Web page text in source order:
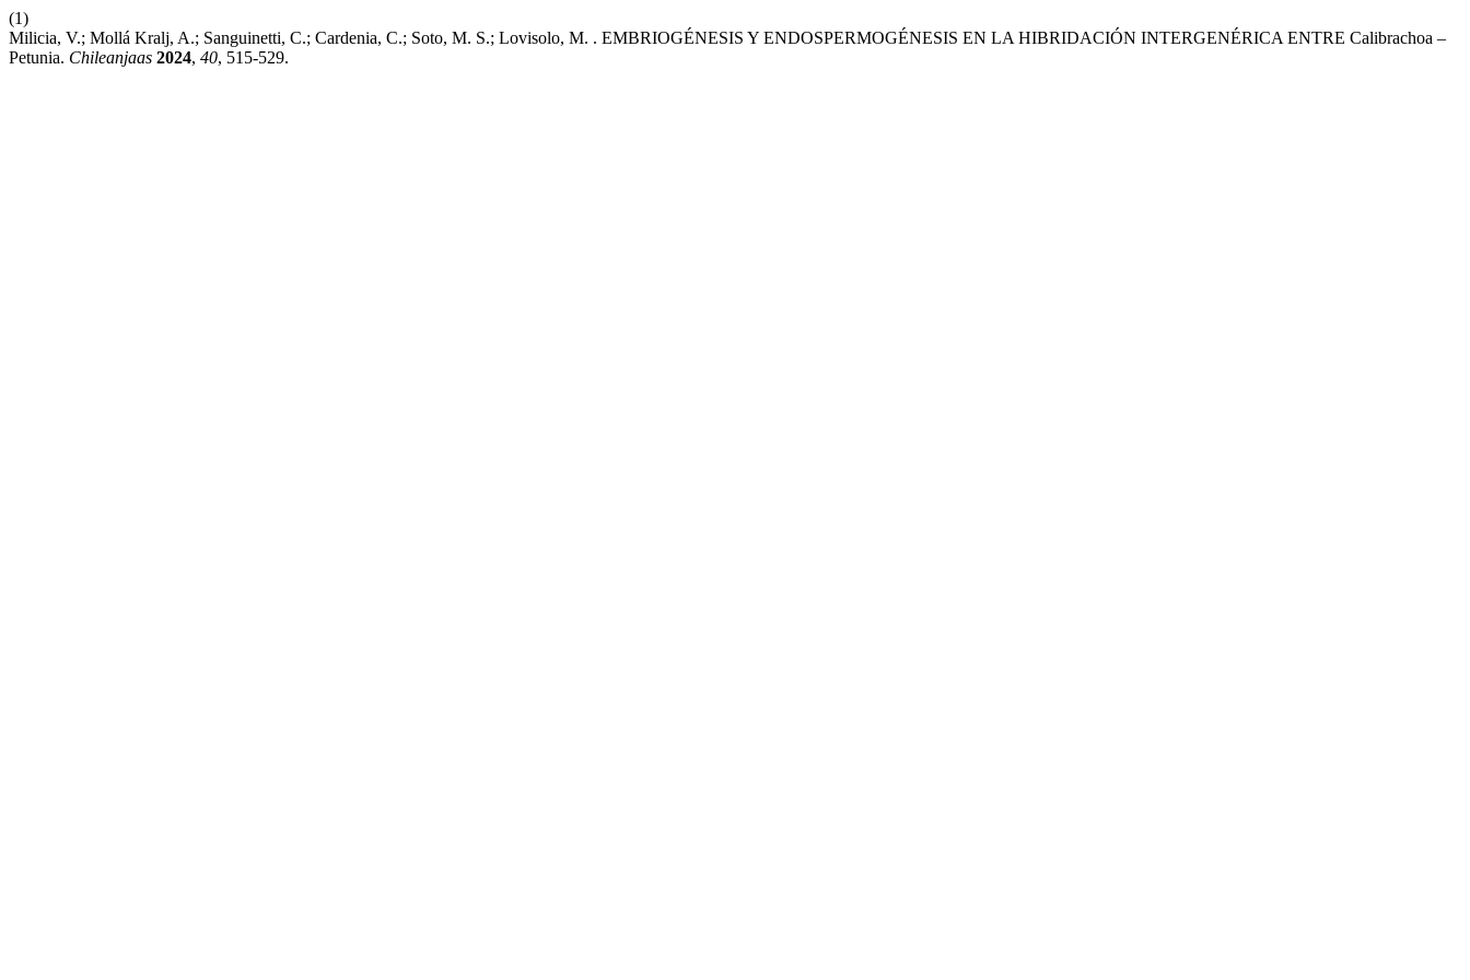
(1)
Milicia, V.; Mollá Kralj, A.; Sanguinetti, C.; Cardenia, C.; Soto, M. S.; Lovisolo, M. . EMBRIOGÉNESIS Y ENDOSPERMOGÉNESIS EN LA HIBRIDACIÓN INTERGENÉRICA ENTRE Calibrachoa –
Petunia. Chileanjaas 2024, 40, 515-529.